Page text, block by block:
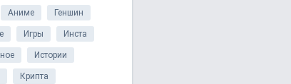
Аниме Геншин
Игры Инста
Истории
Крипта